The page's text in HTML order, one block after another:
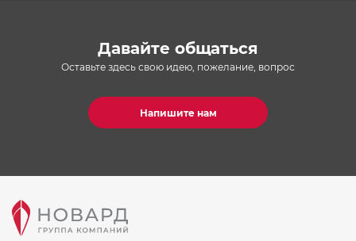
Давайте общаться
Оставьте здесь свою идею, пожелание, вопрос
Напишите нам